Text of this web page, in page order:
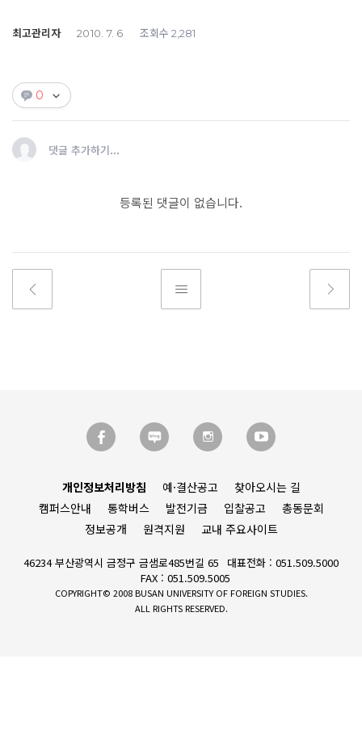
최고관리자 2010. 7. 6 조회수 2,281
0
댓글 추가하기...
등록된 댓글이 없습니다.
개인정보처리방침 예·결산공고
찾아오시는 길
캠퍼스안내
통학버스 발전기금 입찰공고
총동문회
정보공개
원격지원 교내 주요사이트
46234 부산광역시 금정구 금샘로485번길 65
대표전화 : 051.509.5000
FAX : 051.509.5005
COPYRIGHT© 2008 BUSAN UNIVERSITY OF FOREIGN STUDIES.
ALL RIGHTS RESERVED.